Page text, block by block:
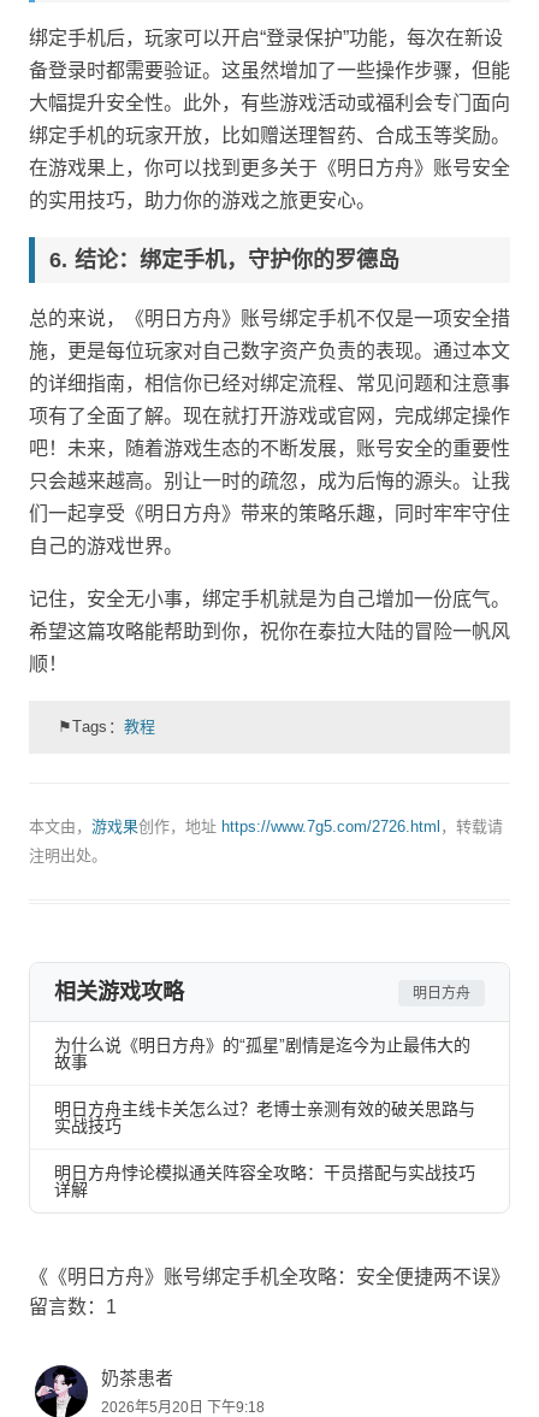
绑定手机后，玩家可以开启“登录保护”功能，每次在新设
备登录时都需要验证。这虽然增加了一些操作步骤，但能
大幅提升安全性。此外，有些游戏活动或福利会专门面向
绑定手机的玩家开放，比如赠送理智药、合成玉等奖励。
在游戏果上，你可以找到更多关于《明日方舟》账号安全
的实用技巧，助力你的游戏之旅更安心。
结论：绑定手机，守护你的罗德岛
总的来说，《明日方舟》账号绑定手机不仅是一项安全措
施，更是每位玩家对自己数字资产负责的表现。通过本文
的详细指南，相信你已经对绑定流程、常见问题和注意事
项有了全面了解。现在就打开游戏或官网，完成绑定操作
吧！未来，随着游戏生态的不断发展，账号安全的重要性
只会越来越高。别让一时的疏忽，成为后悔的源头。让我
们一起享受《明日方舟》带来的策略乐趣，同时牢牢守住
自己的游戏世界。
记住，安全无小事，绑定手机就是为自己增加一份底气。
希望这篇攻略能帮助到你，祝你在泰拉大陆的冒险一帆风
顺！
⚑Tags：教程
本文由， 游戏果创作，地址 https://www.7g5.com/2726.html ，转载请
注明出处。
相关游戏攻略 明日方舟
为什么说《明日方舟》的“孤星”剧情是迄今为止最伟大的
故事
明日方舟主线卡关怎么过？老博士亲测有效的破关思路与
实战技巧
明日方舟悖论模拟通关阵容全攻略：干员搭配与实战技巧
详解
《《明日方舟》账号绑定手机全攻略：安全便捷两不误》
留言数：1
奶茶患者
2026年5月20日 下午9:18